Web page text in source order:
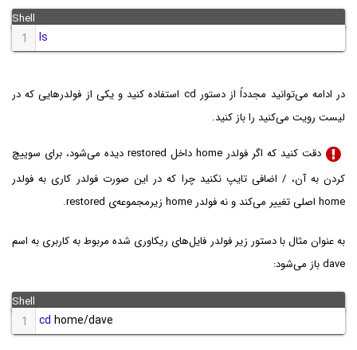
1 ls
در ادامه می‌توانید مجدداً از دستور cd استفاده کنید و یکی از فولدرهایی که در
لیست رویت می‌کنید را باز کنید.
دقت کنید که اگر فولدر home داخل restored دیده می‌شود، برای سوییچ
کردن به آن، / اضافی تایپ نکنید چرا که در این صورت فولدر کاری به فولدر
home اصلی تغییر می‌کند و نه فولدر home زیرمجموعه‌ی restored.
به عنوان مثال با دستور زیر فولدر فایل‌های ریکاوری شده مربوط به کاربری به اسم
dave باز می‌شود:
1 cd home/dave